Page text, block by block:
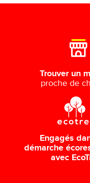
Trouver un
proche de
Engagés
démarche
avec